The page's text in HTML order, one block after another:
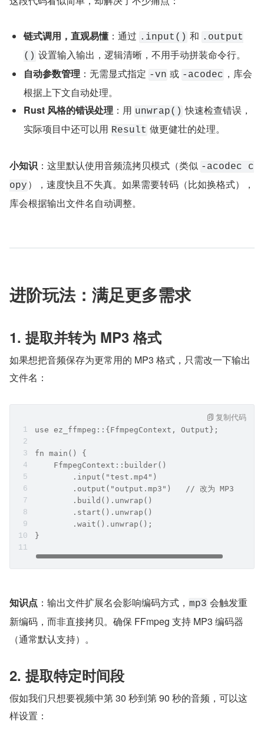
链式调用，直观易懂 ：通过 .input() 和 .output
() 设置输入输出，逻辑清晰，不用手动拼装命令行。
自动参数管理 ：无需显式指定 -vn 或 -acodec ，库会
根据上下文自动处理。
Rust 风格的错误处理 ：用 unwrap() 快速检查错误，
实际项目中还可以用 Result 做更健壮的处理。
小知识 ：这里默认使用音频流拷贝模式（类似 -acodec c
opy ），速度快且不失真。如果需要转码（比如换格式），
库会根据输出文件名自动调整。
进阶玩法：满足更多需求
1. 提取并转为 MP3 格式
如果想把音频保存为更常用的 MP3 格式，只需改一下输出
文件名：
use ez_ffmpeg::{FfmpegContext, Output};
fn main() {
    FfmpegContext::builder()
        .input("test.mp4")
        .output("output.mp3")   // 改为 MP3 格式
        .build().unwrap()
        .start().unwrap()
        .wait().unwrap();
}
复制代码
知识点 ：输出文件扩展名会影响编码方式， mp3 会触发重
新编码，而非直接拷贝。确保 FFmpeg 支持 MP3 编码器
（通常默认支持）。
2. 提取特定时间段
假如我们只想要视频中第 30 秒到第 90 秒的音频，可以这
样设置：